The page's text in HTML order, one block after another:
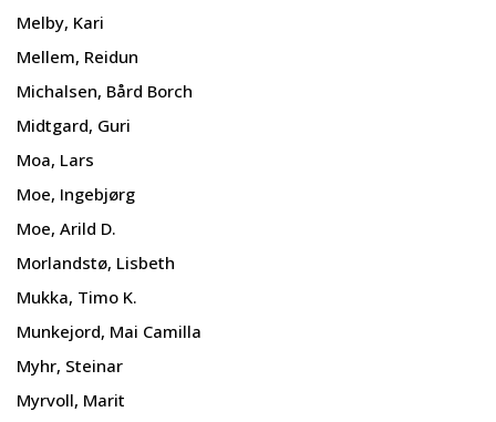
Melby, Kari
Mellem, Reidun
Michalsen, Bård Borch
Midtgard, Guri
Moa, Lars
Moe, Ingebjørg
Moe, Arild D.
Morlandstø, Lisbeth
Mukka, Timo K.
Munkejord, Mai Camilla
Myhr, Steinar
Myrvoll, Marit